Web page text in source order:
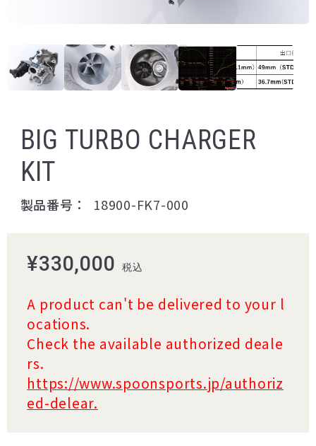
BIG TURBO CHARGER
KIT
製品番号： 18900-FK7-000
¥330,000 税込
A product can't be delivered to your l
ocations.
Check the available authorized deale
rs.
https://www.spoonsports.jp/authoriz
ed-delear.